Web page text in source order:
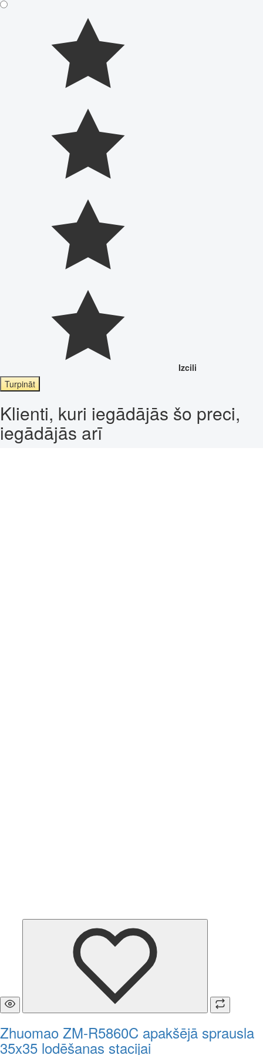
Izcili
Turpināt
Klienti, kuri iegādājās šo preci,
iegādājās arī
Zhuomao ZM-R5860C apakšējā sprausla
35x35 lodēšanas stacijai